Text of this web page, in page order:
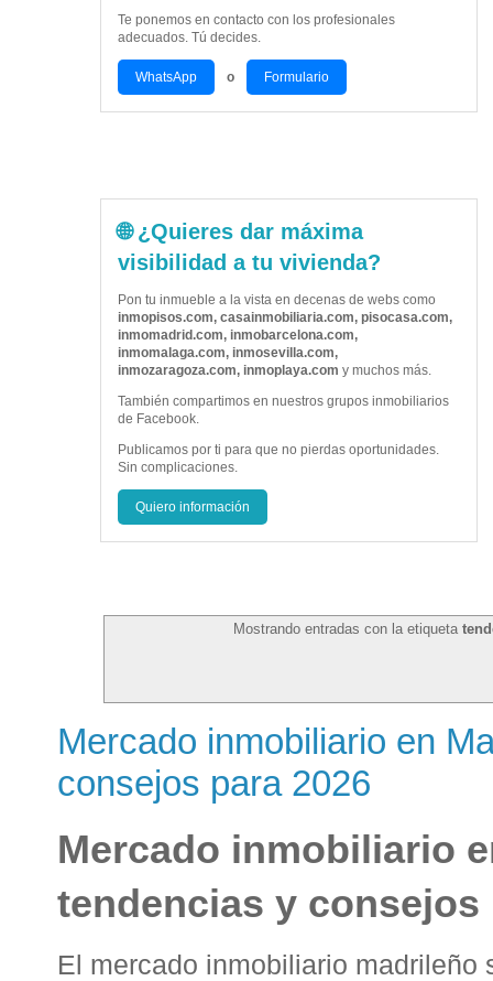
Te ponemos en contacto con los profesionales
adecuados. Tú decides.
WhatsApp o Formulario
🌐 ¿Quieres dar máxima
visibilidad a tu vivienda?
Pon tu inmueble a la vista en decenas de webs como
inmopisos.com, casainmobiliaria.com, pisocasa.com,
inmomadrid.com, inmobarcelona.com,
inmomalaga.com, inmosevilla.com,
inmozaragoza.com, inmoplaya.com y muchos más.
También compartimos en nuestros grupos inmobiliarios
de Facebook.
Publicamos por ti para que no pierdas oportunidades.
Sin complicaciones.
Quiero información
Mostrando entradas con la etiqueta
Mercado inmobiliario en
consejos para 2026
Mercado inmobiliario
tendencias y consejos
El mercado inmobiliario